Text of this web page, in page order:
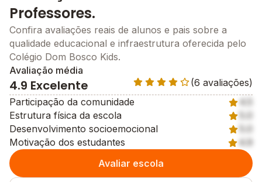
Professores.
Confira avaliações reais de alunos e pais sobre a
qualidade educacional e infraestrutura oferecida pelo
Colégio Dom Bosco Kids.
Avaliação média
4.9 Excelente
(6 avaliações)
Participação da comunidade
4.5
Estrutura física da escola
Desenvolvimento socioemocional
Motivação dos estudantes
4.9
Avaliar escola